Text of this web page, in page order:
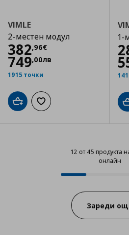
VIMLE
2-местен модул
382,96€
Цена
749,00лв
1915 точки
Добави в кошницата
Добави към списъка с
1-
12 от 45 продукта
онлайн
Progress:
Зареди